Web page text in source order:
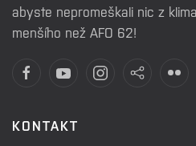
abyste nepromeškali nic z
menšího než AFO 62!
KONTAKT